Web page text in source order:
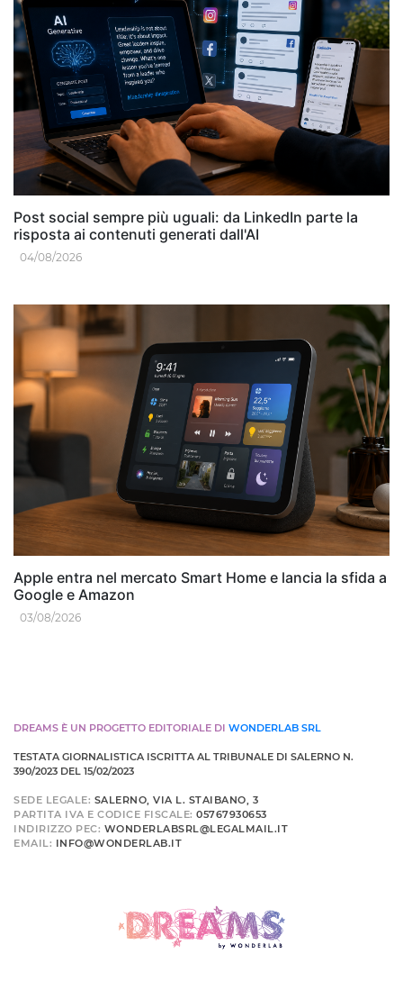
Post social sempre più uguali: da LinkedIn parte la
risposta ai contenuti generati dall'AI
04/08/2026
Apple entra nel mercato Smart Home e lancia la sfida a
Google e Amazon
03/08/2026
DREAMS È UN PROGETTO EDITORIALE DI WONDERLAB SRL
TESTATA GIORNALISTICA ISCRITTA AL TRIBUNALE DI SALERNO N.
390/2023 DEL 15/02/2023
SEDE LEGALE: SALERNO, VIA L. STAIBANO, 3
PARTITA IVA E CODICE FISCALE: 05767930653
INDIRIZZO PEC: WONDERLABSRL@LEGALMAIL.IT
EMAIL: INFO@WONDERLAB.IT